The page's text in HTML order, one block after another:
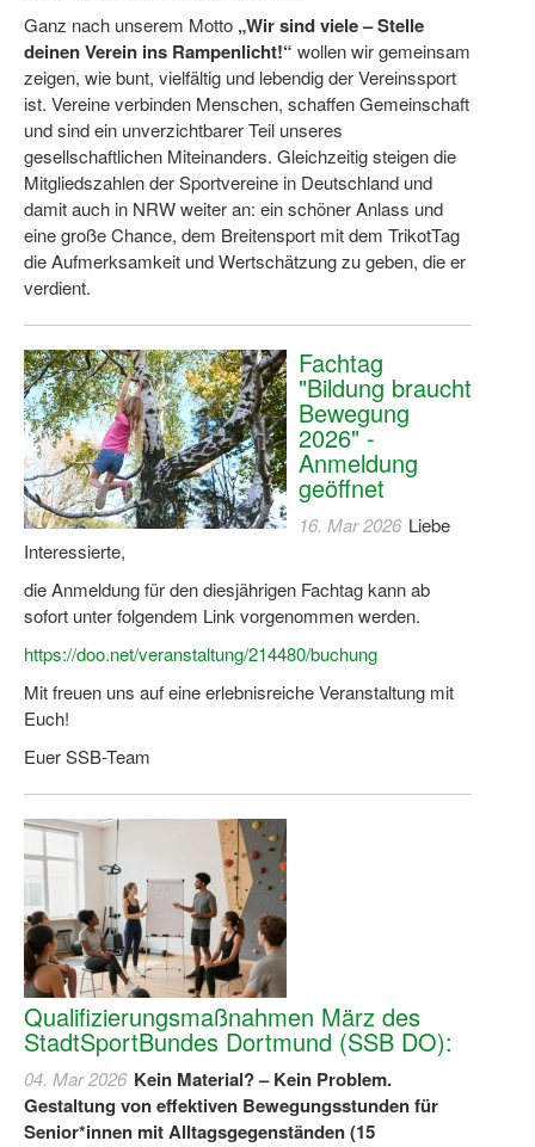
Reha-Sportangebote in NRW suchen
Sportjugend
Wir über uns "Leitbild"
Vorstand Sportjugend
Vereinsentwicklung – Zeig dein Profil
Ferienfreizeiten
Kinder- und Jugendqualifizierung
Kinderschutz im Sport
Ganz nach unserem Motto „Wir sind viele – Stelle
deinen Verein ins Rampenlicht!“ wollen wir gemeinsam
zeigen, wie bunt, vielfältig und lebendig der Vereinssport
ist. Vereine verbinden Menschen, schaffen Gemeinschaft
und sind ein unverzichtbarer Teil unseres
gesellschaftlichen Miteinanders. Gleichzeitig steigen die
Mitgliedszahlen der Sportvereine in Deutschland und
damit auch in NRW weiter an: ein schöner Anlass und
eine große Chance, dem Breitensport mit dem TrikotTag
die Aufmerksamkeit und Wertschätzung zu geben, die er
verdient.
Fachtag
"Bildung braucht
Bewegung
2026" -
Anmeldung
geöffnet
16. Mar 2026 Liebe
Interessierte,
die Anmeldung für den diesjährigen Fachtag kann ab
sofort unter folgendem Link vorgenommen werden.
https://doo.net/veranstaltung/214480/buchung
Mit freuen uns auf eine erlebnisreiche Veranstaltung mit
Euch!
Euer SSB-Team
Qualifizierungsmaßnahmen März des
StadtSportBundes Dortmund (SSB DO):
04. Mar 2026 Kein Material? – Kein Problem.
Gestaltung von effektiven Bewegungsstunden für
Senior*innen mit Alltagsgegenständen (15